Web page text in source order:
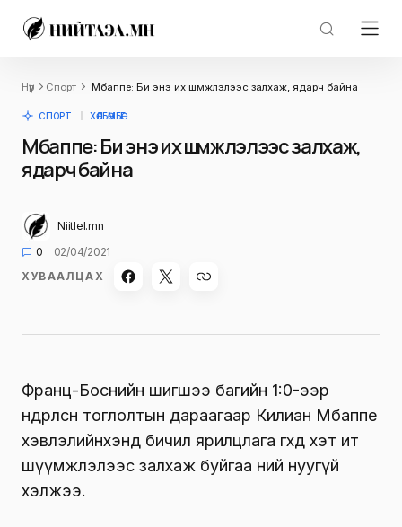
Нүүр Спорт Мбаппе: Би энэ их шүүмжлэлээс залхаж, ядарч байна
СПОРТ ХӨЛБӨМБӨГ
Мбаппе: Би энэ их шүүмжлэлээс залхаж,
ядарч байна
Niitlel.mn
0
02/04/2021
ХУВААЛЦАХ
Франц-Боснийн шигшээ багийн 1:0-ээр
өндөрлөсөн тоглолтын дараагаар Килиан Мбаппе
хэвлэлийнхэнд бичил ярилцлага өгөхдөө хэт ит
шүүмжлэлээс залхаж буйгаа ний нуугүй
хэлжээ.